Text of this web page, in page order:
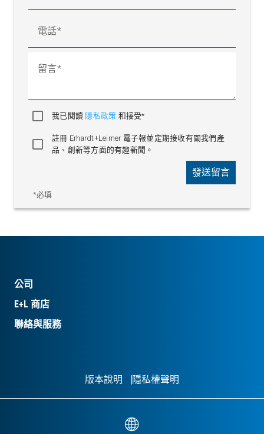
電話
留言
我已閱讀 隱私政策 和接受*
註冊 Erhardt+Leimer 電子報並定期接收有關我們產
品、創新等方面的有趣新聞。
*必填
發送留言
公司
E+L 商店
聯絡與服務
版本說明 隱私權聲明